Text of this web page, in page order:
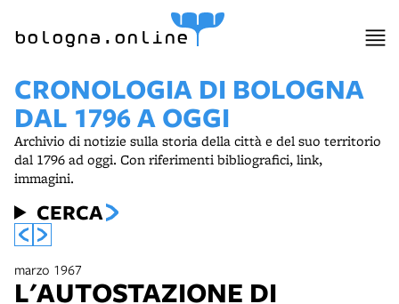
bologna.online
CRONOLOGIA DI BOLOGNA
DAL 1796 A OGGI
Archivio di notizie sulla storia della città e del suo territorio
dal 1796 ad oggi. Con riferimenti bibliografici, link,
immagini.
CERCA
marzo 1967
L'AUTOSTAZIONE DI